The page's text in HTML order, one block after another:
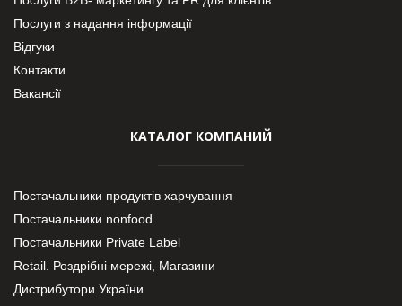
Послуги з надання інформації
Відгуки
Контакти
Вакансії
КАТАЛОГ КОМПАНИЙ
Постачальники продуктів харчування
Постачальники nonfood
Постачальники Private Label
Retail. Роздрібні мережі, Магазини
Дистрибутори України